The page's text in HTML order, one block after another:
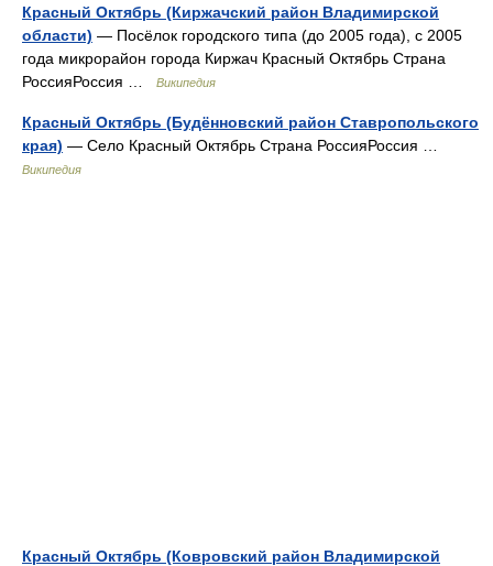
Красный Октябрь (Киржачский район Владимирской
области) — Посёлок городского типа (до 2005 года), с 2005
года микрорайон города Киржач Красный Октябрь Страна
РоссияРоссия …
Википедия
Красный Октябрь (Будённовский район Ставропольского
края) — Село Красный Октябрь Страна РоссияРоссия …
Википедия
Красный Октябрь (Ковровский район Владимирской